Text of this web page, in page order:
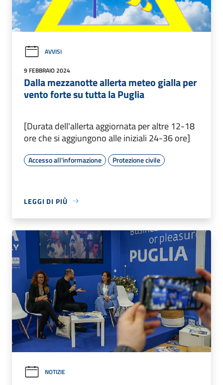
AVVISI
9 FEBBRAIO 2024
Dalla mezzanotte allerta meteo gialla per
vento forte su tutta la Puglia
[Durata dell'allerta aggiornata per altre 12-18
ore che si aggiungono alle iniziali 24-36 ore]
Accesso all'informazione Protezione civile
LEGGI DI PIÙ
NOTIZIE